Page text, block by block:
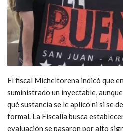
El fiscal Micheltorena indicó que
suministrado un inyectable,
qué sustancia se le aplicó ni si se
formal. La Fiscalía busca
evaluación se pasaron por alto